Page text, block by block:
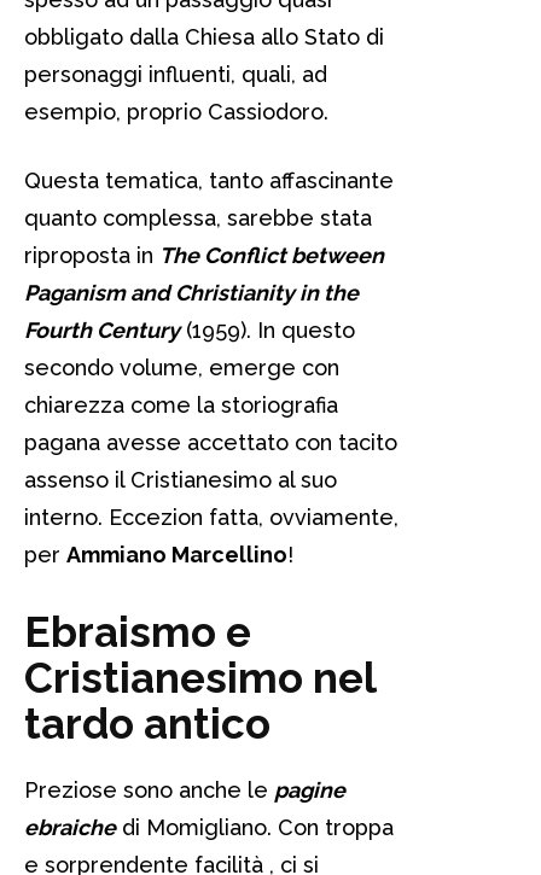
obbligato dalla Chiesa allo Stato di
personaggi influenti, quali, ad
esempio, proprio Cassiodoro.
Questa tematica, tanto affascinante
quanto complessa, sarebbe stata
riproposta in The Conflict between
Paganism and Christianity in the
Fourth Century(1959). In questo
secondo volume, emerge con
chiarezza come la storiografia
pagana avesse accettato con tacito
assenso il Cristianesimo al suo
interno. Eccezion fatta, ovviamente,
per Ammiano Marcellino!
Ebraismo e
Cristianesimo nel
tardo antico
Preziose sono anche le pagine
ebraichedi Momigliano. Con troppa
e sorprendente facilità , ci si